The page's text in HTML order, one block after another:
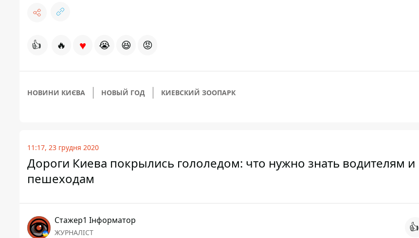
👍 🔥 ♥ 😭 😆 😡
НОВИНИ КИЄВА НОВЫЙ ГОД КИЕВСКИЙ ЗООПАРК
11:17, 23 грудня 2020
Дороги Киева покрылись гололедом: что нужно знать водителям и
пешеходам
Стажер1 Інформатор
ЖУРНАЛІСТ 👍